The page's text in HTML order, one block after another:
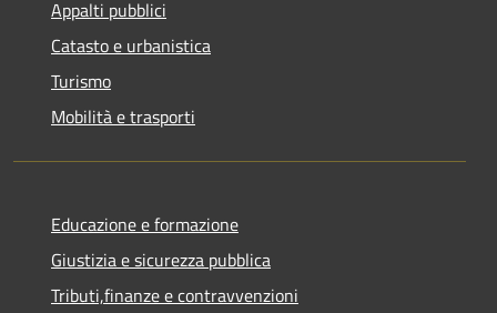
Appalti pubblici
Catasto e urbanistica
Turismo
Mobilità e trasporti
Educazione e formazione
Giustizia e sicurezza pubblica
Tributi,finanze e contravvenzioni